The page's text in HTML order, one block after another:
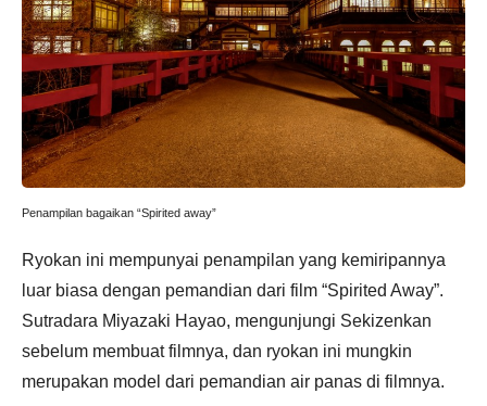
Penampilan bagaikan “Spirited away”
Ryokan ini mempunyai penampilan yang kemiripannya
luar biasa dengan pemandian dari film “Spirited Away”.
Sutradara Miyazaki Hayao, mengunjungi Sekizenkan
sebelum membuat filmnya, dan ryokan ini mungkin
merupakan model dari pemandian air panas di filmnya.